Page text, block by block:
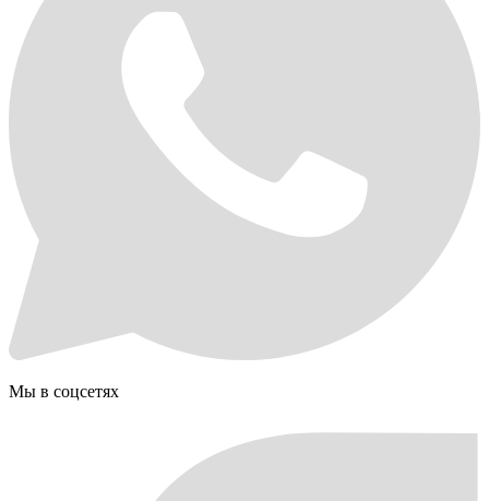
Мы в соцсетях